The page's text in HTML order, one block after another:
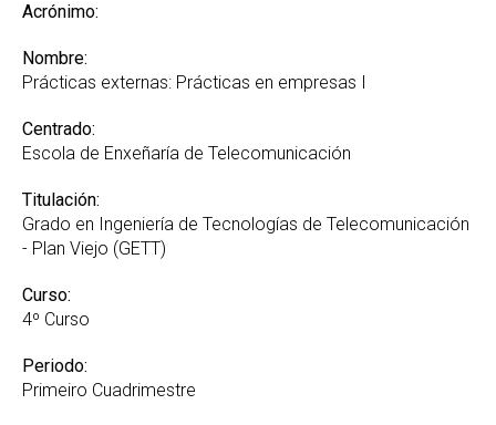
Acrónimo:
Nombre:
Prácticas externas: Prácticas en empresas I
Centrado:
Escola de Enxeñaría de Telecomunicación
Titulación:
Grado en Ingeniería de Tecnologías de Telecomunicación
- Plan Viejo (GETT)
Curso:
4º Curso
Periodo:
Primeiro Cuadrimestre